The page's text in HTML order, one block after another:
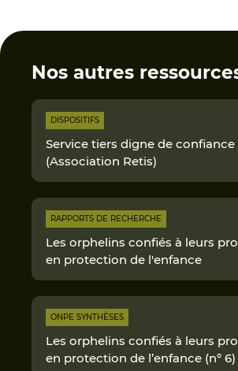
Nos autres
DISPOSITIFS
Service tiers digne de confiance
(Association Retis)
RAPPORTS DE RECHERCHE
Les orphelins confiés à leurs
en protection de l'enfance
ONPE SYNTHÈSES
Les orphelins confiés à leurs
en protection de l’enfance (n° 6)